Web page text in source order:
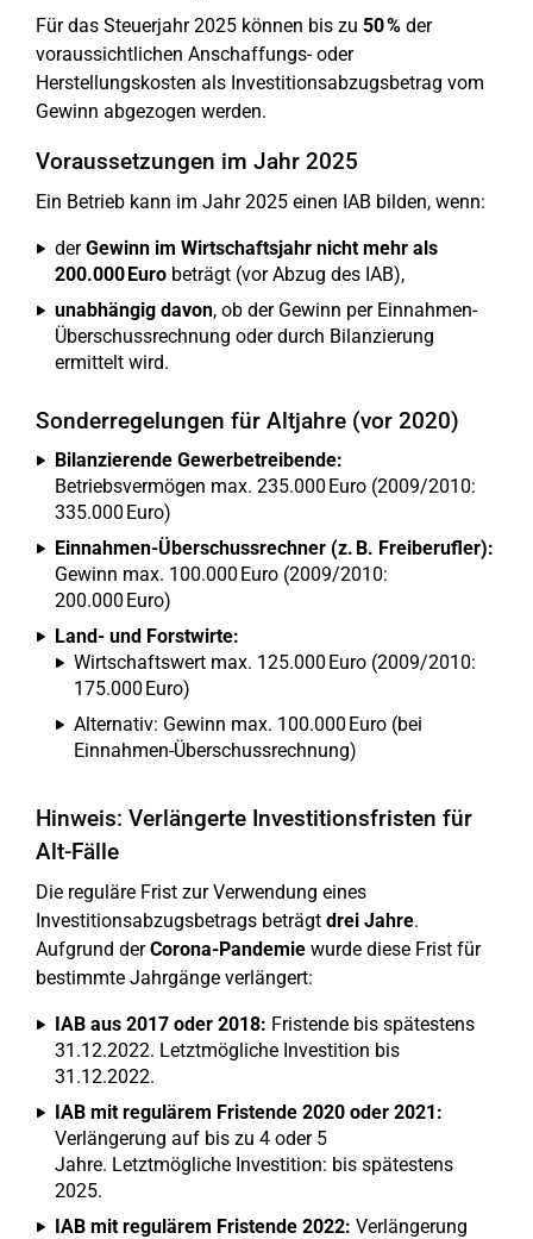
Für das Steuerjahr 2025 können bis zu 50 % der
voraussichtlichen Anschaffungs- oder
Herstellungskosten als Investitionsabzugsbetrag vom
Gewinn abgezogen werden.
Voraussetzungen im Jahr 2025
Ein Betrieb kann im Jahr 2025 einen IAB bilden, wenn:
derGewinn im Wirtschaftsjahr nicht mehr als
200.000 Euro beträgt (vor Abzug des IAB),
unabhängig davon, ob der Gewinn per Einnahmen-
Überschussrechnung oder durch Bilanzierung
ermittelt wird.
Sonderregelungen für Altjahre (vor 2020)
Bilanzierende Gewerbetreibende:
Betriebsvermögen max. 235.000 Euro (2009/2010:
335.000 Euro)
Einnahmen-Überschussrechner (z. B. Freiberufler):
Gewinn max. 100.000 Euro (2009/2010:
200.000 Euro)
Land- und Forstwirte:
Wirtschaftswert max. 125.000 Euro (2009/2010:
175.000 Euro)
Alternativ: Gewinn max. 100.000 Euro (bei
Einnahmen-Überschussrechnung)
Hinweis: Verlängerte Investitionsfristen für
Alt-Fälle
Die reguläre Frist zur Verwendung eines
Investitionsabzugsbetrags beträgt drei Jahre.
Aufgrund derCorona-Pandemie wurde diese Frist für
bestimmte Jahrgänge verlängert:
IAB aus 2017 oder 2018: Fristende bis spätestens
31.12.2022. Letztmögliche Investition bis
31.12.2022.
IAB mit regulärem Fristende 2020 oder 2021:
Verlängerung auf bis zu 4 oder 5
Jahre. Letztmögliche Investition: bis spätestens
2025.
IAB mit regulärem Fristende 2022: Verlängerung